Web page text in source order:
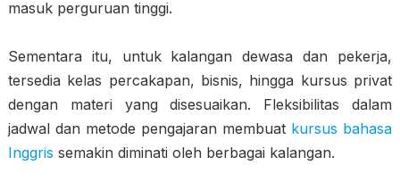
masuk perguruan tinggi.
Sementara itu, untuk kalangan dewasa dan pekerja,
tersedia kelas percakapan, bisnis, hingga kursus privat
dengan materi yang disesuaikan. Fleksibilitas dalam
jadwal dan metode pengajaran membuat kursus bahasa
Inggris semakin diminati oleh berbagai kalangan.